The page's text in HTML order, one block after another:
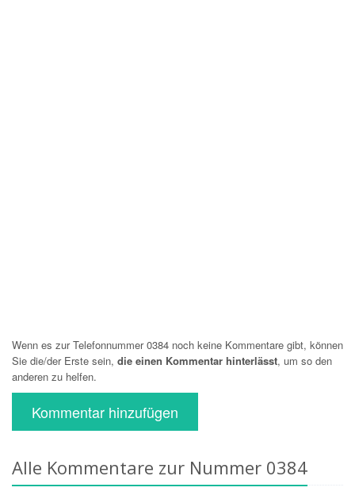
Wenn es zur Telefonnummer 0384 noch keine Kommentare gibt, können
Sie die/der Erste sein, die einen Kommentar hinterlässt, um so den
anderen zu helfen.
Kommentar hinzufügen
Alle Kommentare zur Nummer 0384